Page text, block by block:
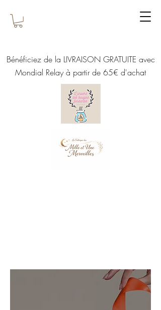
Bénéficiez de la LIVRAISON GRATUITE avec
Mondial Relay à partir de 65€ d'achat